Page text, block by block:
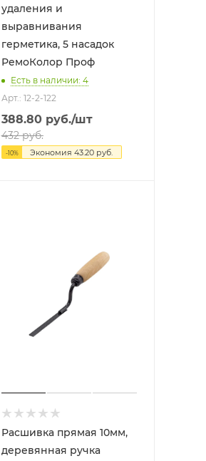
удаления и
выравнивания
герметика, 5 насадок
РемоКолор Проф
Есть в наличии: 4
Арт.: 12-2-122
388.80руб./шт
432руб.
-10% Экономия 43.20руб.
Расшивка прямая 10мм,
деревянная ручка